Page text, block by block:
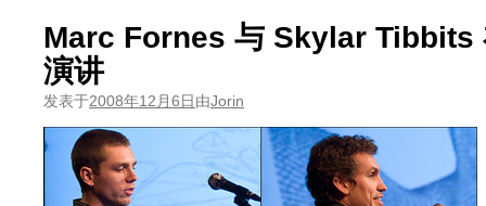
Marc Fornes 与 Skylar Tibbits
演讲
发表于2008年12月6日由Jorin